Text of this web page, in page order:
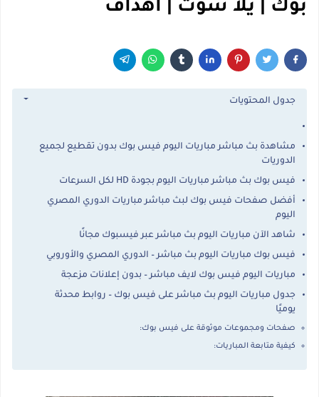
بوك | يلا شوت | اهداف
جدول المحتويات
مشاهدة بث مباشر مباريات اليوم فيس بوك بدون تقطيع لجميع
الدوريات
فيس بوك بث مباشر مباريات اليوم بجودة HD لكل السرعات
أفضل صفحات فيس بوك لبث مباشر مباريات الدوري المصري
اليوم
شاهد الآن مباريات اليوم بث مباشر عبر فيسبوك مجانًا
فيس بوك مباريات اليوم بث مباشر – الدوري المصري والأوروبي
مباريات اليوم فيس بوك لايف مباشر – بدون إعلانات مزعجة
جدول مباريات اليوم بث مباشر على فيس بوك – روابط محدثة
يوميًا
صفحات ومجموعات موثوقة على فيس بوك:
كيفية متابعة المباريات: